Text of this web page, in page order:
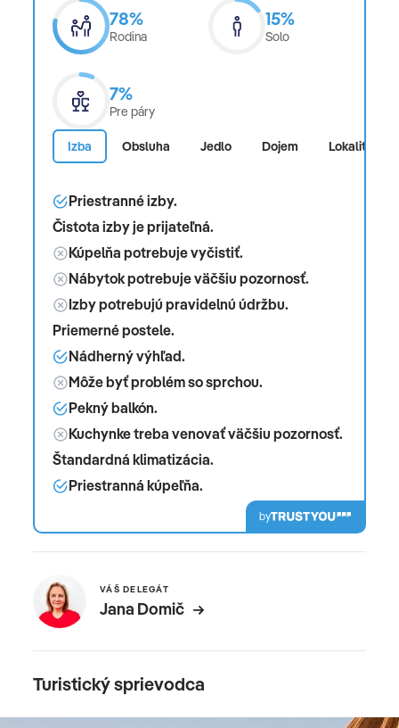
78%
Rodina
15%
Solo
7%
Pre páry
Izba Obsluha Jedlo Dojem Lokalita
Priestranné izby.
Čistota izby je prijateľná.
Kúpelňa potrebuje vyčistiť.
Nábytok potrebuje väčšiu pozornosť.
Izby potrebujú pravidelnú údržbu.
Priemerné postele.
Nádherný výhľad.
Môže byť problém so sprchou.
Pekný balkón.
Kuchynke treba venovať väčšiu pozornosť.
Štandardná klimatizácia.
Priestranná kúpeľňa.
by
VÁŠ DELEGÁT
Jana Domič
Turistický sprievodca